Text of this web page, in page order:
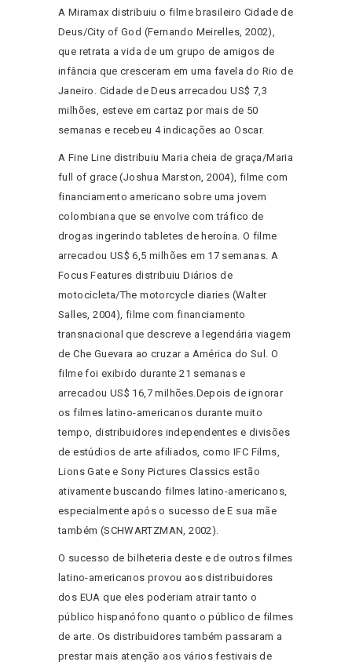
A Miramax distribuiu o filme brasileiro Cidade de
Deus/City of God (Fernando Meirelles, 2002),
que retrata a vida de um grupo de amigos de
infância que cresceram em uma favela do Rio de
Janeiro. Cidade de Deus arrecadou US$ 7,3
milhões, esteve em cartaz por mais de 50
semanas e recebeu 4 indicações ao Oscar.
A Fine Line distribuiu Maria cheia de graça/Maria
full of grace (Joshua Marston, 2004), filme com
financiamento americano sobre uma jovem
colombiana que se envolve com tráfico de
drogas ingerindo tabletes de heroína. O filme
arrecadou US$ 6,5 milhões em 17 semanas. A
Focus Features distribuiu Diários de
motocicleta/The motorcycle diaries (Walter
Salles, 2004), filme com financiamento
transnacional que descreve a legendária viagem
de Che Guevara ao cruzar a América do Sul. O
filme foi exibido durante 21 semanas e
arrecadou US$ 16,7 milhões.Depois de ignorar
os filmes latino-americanos durante muito
tempo, distribuidores independentes e divisões
de estúdios de arte afiliados, como IFC Films,
Lions Gate e Sony Pictures Classics estão
ativamente buscando filmes latino-americanos,
especialmente após o sucesso de E sua mãe
também (SCHWARTZMAN, 2002).
O sucesso de bilheteria deste e de outros filmes
latino-americanos provou aos distribuidores
dos EUA que eles poderiam atrair tanto o
público hispanófono quanto o público de filmes
de arte. Os distribuidores também passaram a
prestar mais atenção aos vários festivais de